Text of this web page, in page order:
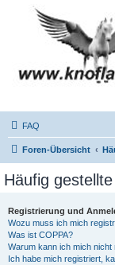
FAQ
Foren-Übersicht
Häufig
Registrierung und
Wozu muss ich mich
Was ist COPPA?
Warum kann ich mich nicht
Ich habe mich registriert,